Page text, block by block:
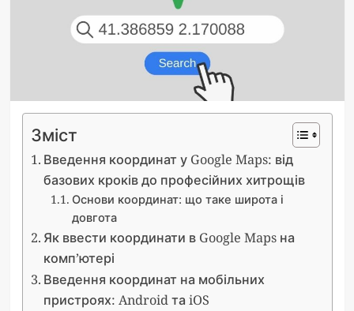
Зміст
Введення координат у Google Maps: від
базових кроків до професійних хитрощів
Основи координат: що таке широта і
довгота
Як ввести координати в Google Maps на
комп’ютері
Введення координат на мобільних
пристроях: Android та iOS